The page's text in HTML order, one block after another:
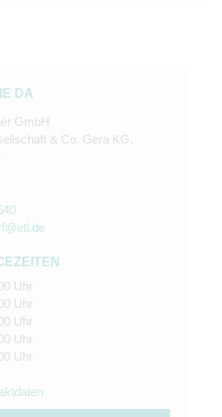
DA
GmbH
& Co. Gera KG.
Uhr
Uhr
Uhr
Uhr
Uhr